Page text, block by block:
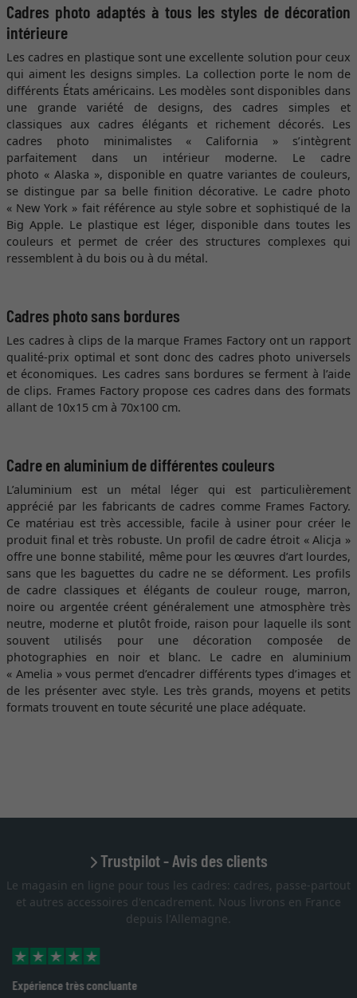
Cadres photo adaptés à tous les styles de décoration
intérieure
Les cadres en plastique sont une excellente solution pour ceux
qui aiment les designs simples. La collection porte le nom de
différents États américains. Les modèles sont disponibles dans
une grande variété de designs, des cadres simples et
classiques aux cadres élégants et richement décorés. Les
cadres photo minimalistes « California » s’intègrent
parfaitement dans un intérieur moderne. Le cadre
photo « Alaska », disponible en quatre variantes de couleurs,
se distingue par sa belle finition décorative. Le cadre photo
« New York » fait référence au style sobre et sophistiqué de la
Big Apple. Le plastique est léger, disponible dans toutes les
couleurs et permet de créer des structures complexes qui
ressemblent à du bois ou à du métal.
Cadres photo sans bordures
Les cadres à clips de la marque Frames Factory ont un rapport
qualité-prix optimal et sont donc des cadres photo universels
et économiques. Les cadres sans bordures se ferment à l’aide
de clips. Frames Factory propose ces cadres dans des formats
allant de 10x15 cm à 70x100 cm.
Cadre en aluminium de différentes couleurs
L’aluminium est un métal léger qui est particulièrement
apprécié par les fabricants de cadres comme Frames Factory.
Ce matériau est très accessible, facile à usiner pour créer le
produit final et très robuste. Un profil de cadre étroit « Alicja »
offre une bonne stabilité, même pour les œuvres d’art lourdes,
sans que les baguettes du cadre ne se déforment. Les profils
de cadre classiques et élégants de couleur rouge, marron,
noire ou argentée créent généralement une atmosphère très
neutre, moderne et plutôt froide, raison pour laquelle ils sont
souvent utilisés pour une décoration composée de
photographies en noir et blanc. Le cadre en aluminium
« Amelia » vous permet d’encadrer différents types d’images et
de les présenter avec style. Les très grands, moyens et petits
formats trouvent en toute sécurité une place adéquate.
Trustpilot - Avis des clients
Le magasin en ligne pour tous les cadres: cadres, passe-partout
et autres accessoires d'encadrement. Nous livrons en France
depuis l'Allemagne.
Excellent